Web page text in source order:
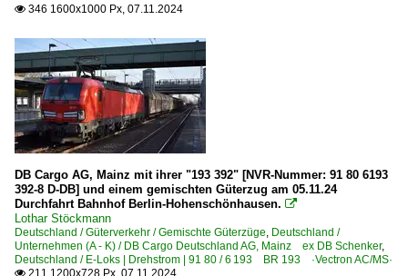
 346 1600x1000 Px, 07.11.2024
DB Cargo AG, Mainz mit ihrer "193 392" [NVR-Nummer: 91 80 6193
392-8 D-DB] und einem gemischten Güterzug am 05.11.24
Durchfahrt Bahnhof Berlin-Hohenschönhausen. 
Lothar Stöckmann
Deutschland / Güterverkehr / Gemischte Güterzüge, Deutschland /
Unternehmen (A - K) / DB Cargo Deutschland AG, Mainz ex DB Schenker,
Deutschland / E-Loks | Drehstrom | 91 80 / 6 193 BR 193 ·Vectron AC/MS·
 211 1200x728 Px, 07.11.2024